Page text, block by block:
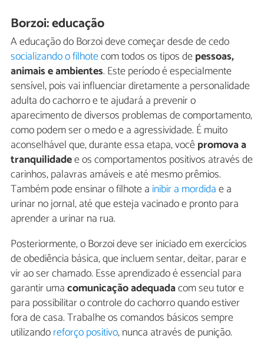
Borzoi: educação
A educação do Borzoi deve começar desde de cedo
socializando o filhotecom todos os tipos depessoas,
animais e ambientes. Este período é especialmente
sensível, pois vai influenciar diretamente a personalidade
adulta do cachorro e te ajudará a prevenir o
aparecimento de diversos problemas de comportamento,
como podem ser o medo e a agressividade. É muito
aconselhável que, durante essa etapa, vocêpromova a
tranquilidadee os comportamentos positivos através de
carinhos, palavras amáveis e até mesmo prêmios.
Também pode ensinar o filhote a inibir a mordidae a
urinar no jornal, até que esteja vacinado e pronto para
aprender a urinar na rua.
Posteriormente, o Borzoi deve ser iniciado em exercícios
de obediência básica, que incluem sentar, deitar, parar e
vir ao ser chamado. Esse aprendizado é essencial para
garantir umacomunicação adequadacom seu tutor e
para possibilitar o controle do cachorro quando estiver
fora de casa. Trabalhe os comandos básicos sempre
utilizandoreforço positivo, nunca através de punição.